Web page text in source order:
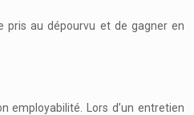
pris au dépourvu et de gagner en
employabilité. Lors d’un entretien